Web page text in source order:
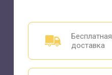
Бесплатная
доставка